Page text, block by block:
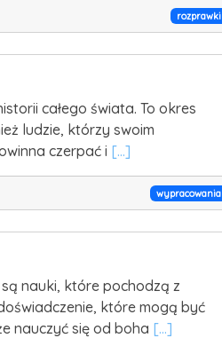
rozprawki
całego świata. To okres
ludzie, którzy swoim
czerpać i [...]
wypracowania
nauki, które pochodzą z
które mogą być
nauczyć się od boha [...]